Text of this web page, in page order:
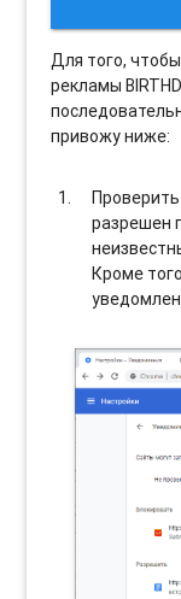
Для того,
рекламы
привожу ниже:
разрешен
Кроме